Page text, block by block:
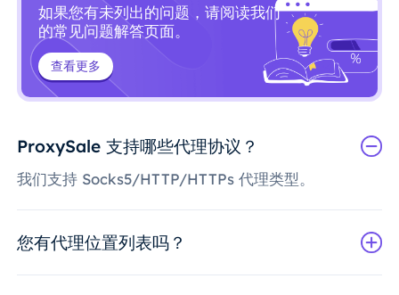
如果您有未列出的问题，请阅读我们
的常见问题解答页面。
查看更多
ProxySale 支持哪些代理协议？
我们支持 Socks5/HTTP/HTTPs 代理类型。
您有代理位置列表吗？